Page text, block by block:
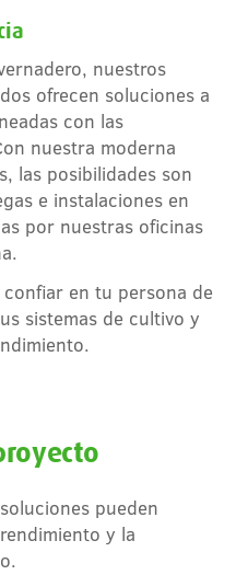
nuestros
ofrecen soluciones a
con las
nuestra moderna
las posibilidades son
e instalaciones en
por nuestras oficinas
en tu persona de
sistemas de cultivo y
pueden
y la